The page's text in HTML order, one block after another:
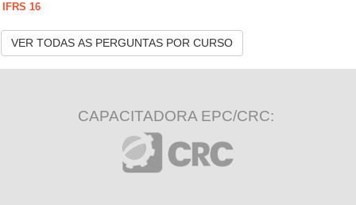
IFRS 16
VER TODAS AS PERGUNTAS POR CURSO
CAPACITADORA EPC/CRC: